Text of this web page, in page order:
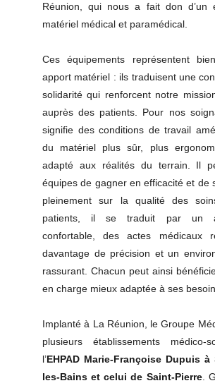
Réunion, qui nous a fait don d’un
matériel médical et paramédical.
Ces équipements représentent
apport matériel : ils traduisent une
solidarité qui renforcent notre
auprès des patients. Pour nos
signifie des conditions de travail
du matériel plus sûr, plus
adapté aux réalités du terrain. Il
équipes de gagner en efficacité et de
pleinement sur la qualité des
patients, il se traduit par un
confortable, des actes médicaux
davantage de précision et un
rassurant. Chacun peut ainsi
en charge mieux adaptée à ses
Implanté à La Réunion, le Groupe
plusieurs établissements médico-
l’EHPAD Marie-Françoise Dupuis à
les-Bains et celui de Saint-Pierre.